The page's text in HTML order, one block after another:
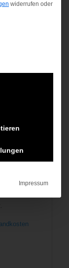
widerrufen oder
eine
Impressum